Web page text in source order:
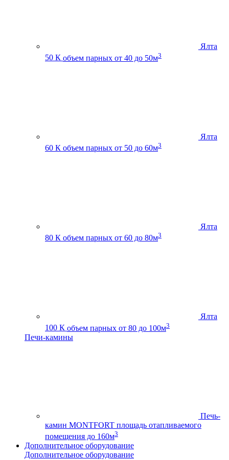
Ялта
50 К объем парных от 40 до 50м3
Ялта
60 К объем парных от 50 до 60м3
Ялта
80 К объем парных от 60 до 80м3
Ялта
100 К объем парных от 80 до 100м3
Печи-камины
Печь-
камин MONTFORT площадь отапливаемого
помещения до 160м3
Дополнительное оборудование
Дополнительное оборудование